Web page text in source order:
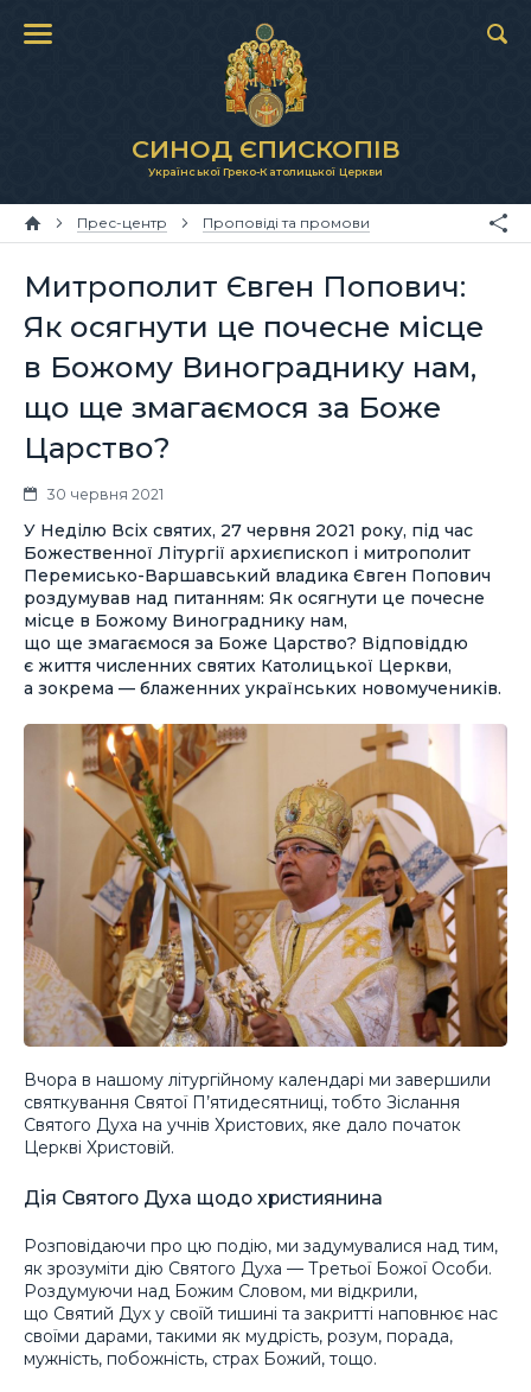
СИНОД ЄПИСКОПІВ
Української Греко-Католицької Церкви
Прес-центр Проповіді та промови
Митрополит Євген Попович:
Як осягнути це почесне місце
в Божому Винограднику нам,
що ще змагаємося за Боже
Царство?
30 червня 2021
У Неділю Всіх святих, 27 червня 2021 року, під час
Божественної Літургії архиєпископ і митрополит
Перемисько-Варшавський владика Євген Попович
роздумував над питанням: Як осягнути це почесне
місце в Божому Винограднику нам,
що ще змагаємося за Боже Царство? Відповіддю
є життя численних святих Католицької Церкви,
а зокрема — блаженних українських новомучеників.
Вчора в нашому літургійному календарі ми завершили
святкування Святої П’ятидесятниці, тобто Зіслання
Святого Духа на учнів Христових, яке дало початок
Церкві Христовій.
Дія Святого Духа щодо християнина
Розповідаючи про цю подію, ми задумувалися над тим,
як зрозуміти дію Святого Духа — Третьої Божої Особи.
Роздумуючи над Божим Словом, ми відкрили,
що Святий Дух у своїй тишині та закритті наповнює нас
своїми дарами, такими як мудрість, розум, порада,
мужність, побожність, страх Божий, тощо.